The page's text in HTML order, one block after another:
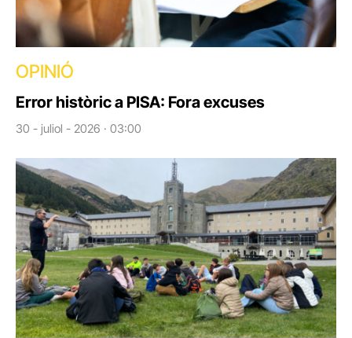
OPINIÓ
Error històric a PISA: Fora excuses
30 - juliol - 2026 · 03:00